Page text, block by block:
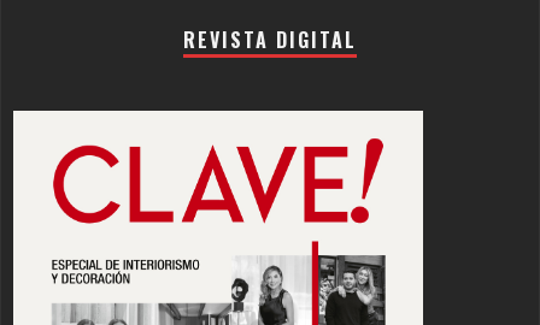
REVISTA DIGITAL